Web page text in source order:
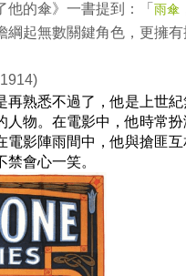
的傘》一書提到：「 雨傘
起無數關鍵角色，更擁有
再熟悉不過了，他是上世
人物。在電影中，他時常
電影陣雨間中，他與搶匪
會心一笑。